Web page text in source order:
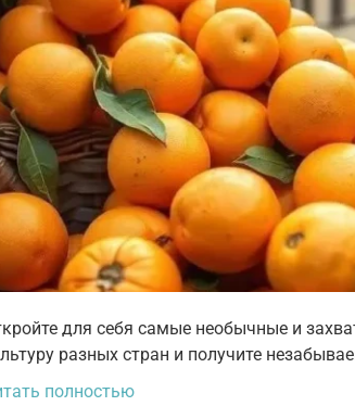
для себя самые необычные и
разных стран и получите
полностью